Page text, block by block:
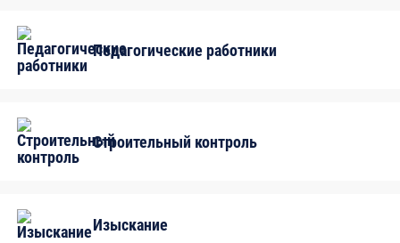
Педагогические работники
Строительный контроль
Изыскание
кровлям из штучных материалов
Машиниста компрессора передвижного
Машинистов автовышки и автогидроподъемника